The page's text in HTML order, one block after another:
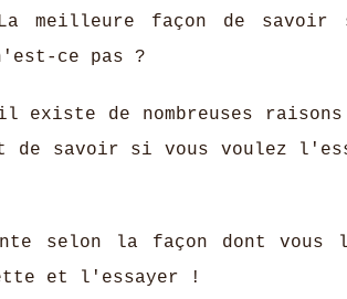
meilleure façon de savoir
ce pas ?
de nombreuses
savoir si vous voulez
selon la façon dont vous
et l'essayer !